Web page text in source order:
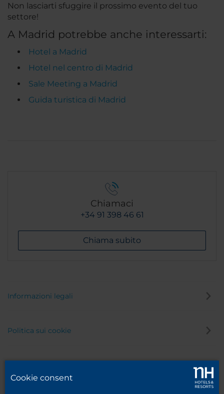
Non lasciarti sfuggire il prossimo evento del tuo
settore!
A Madrid potrebbe anche interessarti:
Hotel a Madrid
Hotel nel centro di Madrid
Sale Meeting a Madrid
Guida turistica di Madrid
Chiamaci
+34 91 398 46 61
Chiama subito
Informazioni legali
Politica sui cookie
Cookie consent